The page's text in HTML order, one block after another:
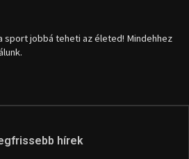
sport jobbá teheti az életed! Mindehhez
hírek